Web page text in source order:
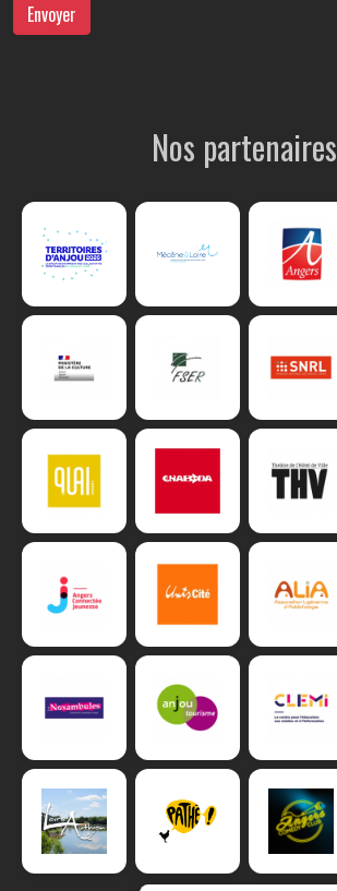
Envoyer
Nos partenaires